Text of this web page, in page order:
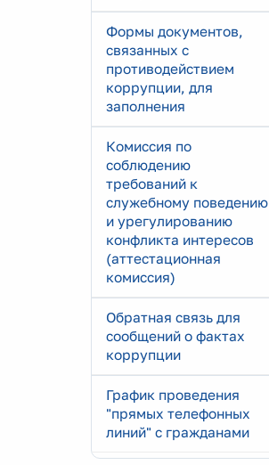
Формы документов,
связанных с
противодействием
коррупции, для
заполнения
Комиссия по
соблюдению
требований к
служебному поведению
и урегулированию
конфликта интересов
(аттестационная
комиссия)
Обратная связь для
сообщений о фактах
коррупции
График проведения
"прямых телефонных
линий" с гражданами